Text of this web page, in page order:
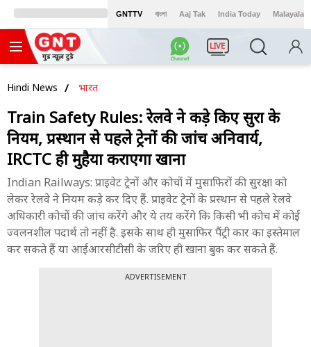
GNTTV বাংলা Aaj Tak India Today Malayalam
LIVE
Hindi News भारत
Train Safety Rules: रेलवे ने कड़े किए सुरक्षा के
नियम, प्रस्थान से पहले ट्रेनों की जांच अनिवार्य,
IRCTC ही मुहैया कराएगा खाना
Indian Railways: प्राइवेट ट्रेनों और कोचों में मुसाफिरों की सुरक्षा को
लेकर रेलवे ने नियम कड़े कर दिए हैं. प्राइवेट ट्रेनों के प्रस्थान से पहले रेलवे
अधिकारी कोचों की जांच करेंगे और ये तय करेंगे कि किसी भी कोच में कोई
ज्वलनशील पदार्थ तो नहीं है. इसके साथ ही मुसाफिर पैंट्री कार का इस्तेमाल
कर सकते हैं या आईआरसीटीसी के जरिए ही खाना बुक कर सकते हैं.
ADVERTISEMENT